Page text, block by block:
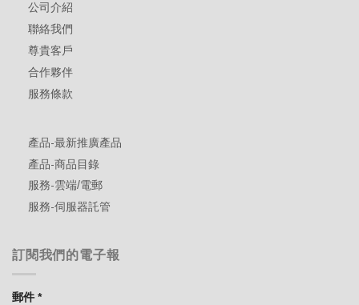
公司介紹
聯絡我們
尊貴客戶
合作夥伴
服務條款
產品-最新推廣產品
產品-商品目錄
服務-雲端/電郵
服務-伺服器託管
訂閱我們的電子報
郵件*